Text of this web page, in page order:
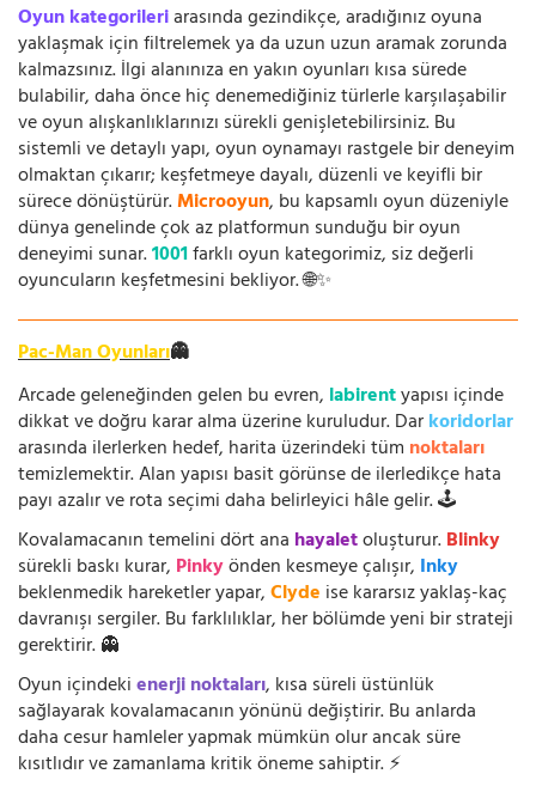
Oyun kategorileriarasında gezindikçe, aradığınız oyuna
yaklaşmak için filtrelemek ya da uzun uzun aramak zorunda
kalmazsınız. İlgi alanınıza en yakın oyunları kısa sürede
bulabilir, daha önce hiç denemediğiniz türlerle karşılaşabilir
ve oyun alışkanlıklarınızı sürekli genişletebilirsiniz. Bu
sistemli ve detaylı yapı, oyun oynamayı rastgele bir deneyim
olmaktan çıkarır; keşfetmeye dayalı, düzenli ve keyifli bir
sürece dönüştürür.Microoyun, bu kapsamlı oyun düzeniyle
dünya genelinde çok az platformun sunduğu bir oyun
deneyimi sunar.1001farklı oyun kategorimiz, siz değerli
oyuncuların keşfetmesini bekliyor. 🌐✨
Pac-Man Oyunları👻
Arcade geleneğinden gelen bu evren, labirentyapısı içinde
dikkat ve doğru karar alma üzerine kuruludur. Darkoridorlar
arasında ilerlerken hedef, harita üzerindeki tüm noktaları
temizlemektir. Alan yapısı basit görünse de ilerledikçe hata
payı azalır ve rota seçimi daha belirleyici hâle gelir. 🕹️
Kovalamacanın temelini dört ana hayaletoluşturur.Blinky
sürekli baskı kurar, Pinkyönden kesmeye çalışır, Inky
beklenmedik hareketler yapar,Clyde ise kararsız yaklaş-kaç
davranışı sergiler. Bu farklılıklar, her bölümde yeni bir strateji
gerektirir. 👻
Oyun içindekienerji noktaları, kısa süreli üstünlük
sağlayarak kovalamacanın yönünü değiştirir. Bu anlarda
daha cesur hamleler yapmak mümkün olur ancak süre
kısıtlıdır ve zamanlama kritik öneme sahiptir. ⚡